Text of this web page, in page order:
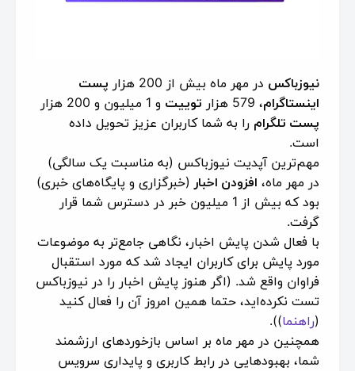
نیوزباکس در مهر ماه بیش از 200 هزار
پست
اینستاگرام، 579 هزار توییت و 1 میلیون و 200 هزار
پست تلگرام را به شما کاربران عزیز تحویل داده
است.
مهم‌ترین آپدیت نیوزباکس (به مناسبت یک سالگی)
در مهر ماه، افزودن اخبار (خبرگزاری و پایگاه‌های خبری)
بود که بیش از 1 میلیون خبر در دسترس شما قرار
گرفت.
با فعال شدن پایش اخبار، نگاهی جامع‌تر به موضوعات
مورد پایش برای کاربران ایجاد شد که مورد استقبال
فراوان واقع شد. (اگر هنوز پایش اخبار را در نیوزباکس
تست نکرده‌اید، حتما همین امروز آن را فعال کنید
(راهنما)).
همچنین در مهر ماه بر اساس بازخوردهای ارزشمند
شما، بهبودهایی در رابط کاربری و پایداری سرویس